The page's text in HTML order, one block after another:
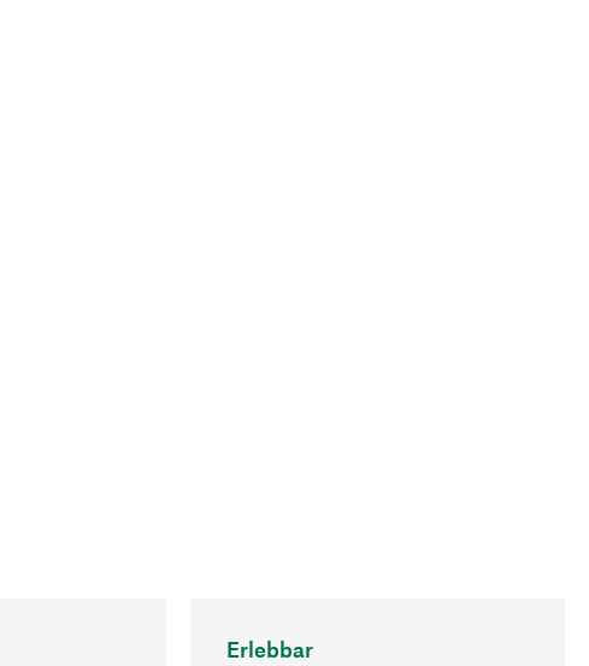
Erlebbar